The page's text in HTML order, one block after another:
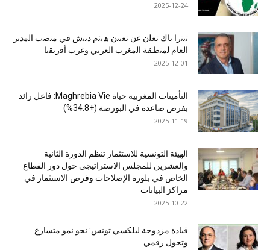
2025-12-24
ﺗﯾﺗرا ﺑﺎك ﺗﻌﻠن ﻋن ﺗﻌﯾﯾن ھﯾﺛم دﺑﯾش ﻓﻲ ﻣﻧﺻب اﻟﻣدﯾر
اﻟﻌﺎم ﻟﻣﻧطﻘﺔ اﻟﻣﻐرب اﻟﻌرﺑﻲ وﻏرب أﻓرﯾﻘﯾﺎ
2025-12-01
التأمينات المغربية حياة Maghrebia Vie: فاعل رائد
بفرص صاعدة في البورصة (+34.8%)
2025-11-19
الهيئة التونسية للاستثمار تنظم الدورة الثانية
والعشرين للمجلس الاستراتيجي حول دور القطاع
الخاص في بلورة الإصلاحات وفرص الاستثمار في
مراكز البيانات
2025-10-22
قيادة مزدوجة لبلكسي تونس: نحو نمو متسارع
وتحول رقمي